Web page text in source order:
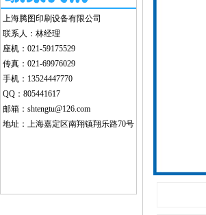
上海腾图印刷设备有限公司
联系人：林经理
座机：021-59175529
传真：021-69976029
手机：13524447770
QQ：805441617
邮箱：shtengtu@126.com
地址：上海嘉定区南翔镇翔乐路70号